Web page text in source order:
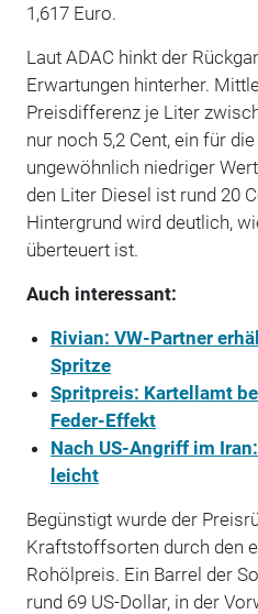
1,617 Euro.
Laut ADAC hinkt der
Erwartungen hinterher.
Preisdifferenz je Liter
nur noch 5,2 Cent, ein für
ungewöhnlich niedriger
den Liter Diesel ist rund 20
Hintergrund wird deutlich,
überteuert ist.
Auch interessant:
Rivian: VW-Partner
Spritze
Spritpreis: Kartellamt
Feder-Effekt
Nach US-Angriff im
leicht
Begünstigt wurde der
Kraftstoffsorten durch den
Rohölpreis. Ein Barrel der
rund 69 US-Dollar, in der